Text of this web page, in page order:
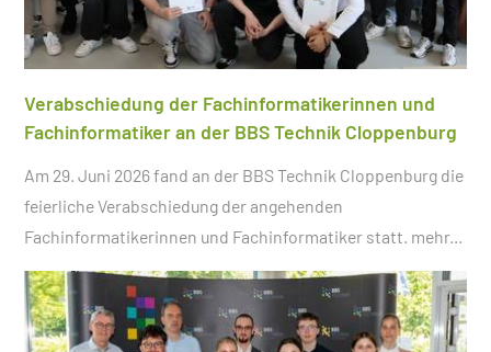
Verabschiedung der Fachinformatikerinnen und
Fachinformatiker an der BBS Technik Cloppenburg
Am 29. Juni 2026 fand an der BBS Technik Cloppenburg die
feierliche Verabschiedung der angehenden
Fachinformatikerinnen und Fachinformatiker statt. mehr...